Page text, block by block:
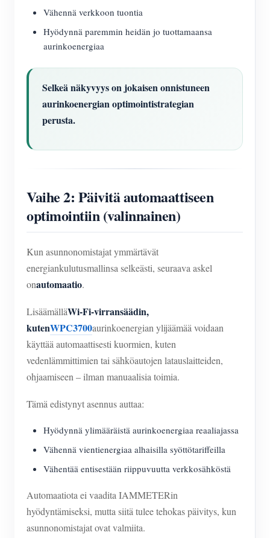
Vähennä verkkoon tuontia
Hyödynnä paremmin heidän jo tuottamaansa
aurinkoenergiaa
Selkeä näkyvyys on jokaisen onnistuneen
aurinkoenergian optimointistrategian
perusta.
Vaihe 2: Päivitä automaattiseen
optimointiin (valinnainen)
Kun asunnonomistajat ymmärtävät
energiankulutusmallinsa selkeästi, seuraava askel
onautomaatio.
LisäämälläWi-Fi-virransäädin,
kutenWPC3700aurinkoenergian ylijäämää voidaan
käyttää automaattisesti kuormien, kuten
vedenlämmittimien tai sähköautojen latauslaitteiden,
ohjaamiseen – ilman manuaalisia toimia.
Tämä edistynyt asennus auttaa:
Hyödynnä ylimääräistä aurinkoenergiaa reaaliajassa
Vähennä vientienergiaa alhaisilla syöttötariffeilla
Vähentää entisestään riippuvuutta verkkosähköstä
Automaatiota ei vaadita IAMMETERin
hyödyntämiseksi, mutta siitä tulee tehokas päivitys, kun
asunnonomistajat ovat valmiita.